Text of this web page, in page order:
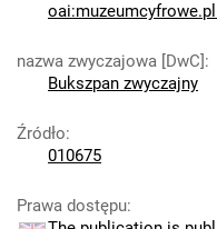
nazwa zwyczajowa [DwC]:
Bukszpan zwyczajny
Źródło:
010675
Prawa dostępu: